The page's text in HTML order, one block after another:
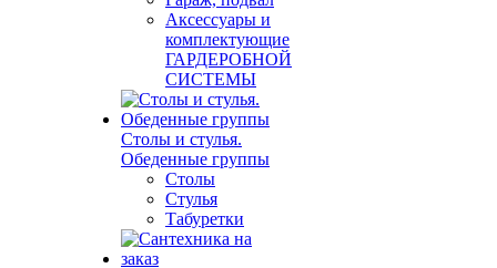
Аксессуары и
комплектующие
ГАРДЕРОБНОЙ
СИСТЕМЫ
Столы и стулья.
Обеденные группы
Столы
Стулья
Табуретки